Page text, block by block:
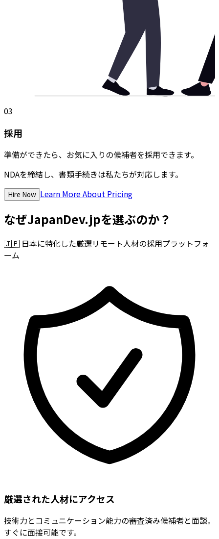
03
採用
準備ができたら、お気に入りの候補者を採用できます。
NDAを締結し、書類手続きは私たちが対応します。
Hire Now Learn More About Pricing
なぜJapanDev.jpを選ぶのか？
🇯🇵 日本に特化した厳選リモート人材の採用プラットフォ
ーム
厳選された人材にアクセス
技術力とコミュニケーション能力の審査済み候補者と面談。
すぐに面接可能です。